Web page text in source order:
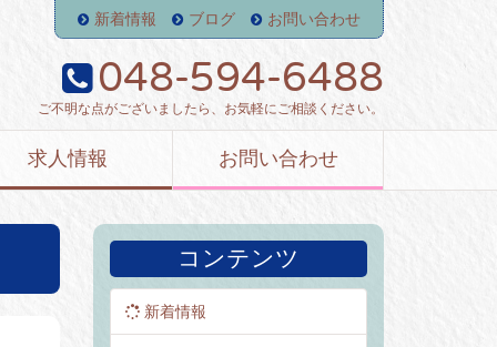
新着情報 ブログ お問い合わせ
048-594-6488
ご不明な点がございましたら、お気軽にご相談ください。
求人情報 お問い合わせ
コンテンツ
新着情報